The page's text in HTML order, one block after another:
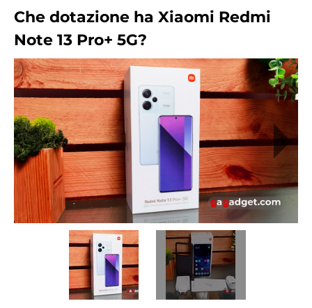
Che dotazione ha Xiaomi Redmi
Note 13 Pro+ 5G?